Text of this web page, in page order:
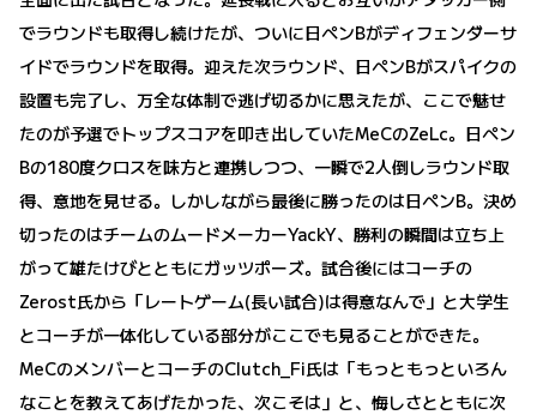
でラウンドも取得し続けたが、ついに日ペンBがディフェンダーサ
イドでラウンドを取得。迎えた次ラウンド、日ペンBがスパイクの
設置も完了し、万全な体制で逃げ切るかに思えたが、ここで魅せ
たのが予選でトップスコアを叩き出していたMeCのZeLc。日ペン
Bの180度クロスを味方と連携しつつ、一瞬で2人倒しラウンド取
得、意地を見せる。しかしながら最後に勝ったのは日ペンB。決め
切ったのはチームのムードメーカーYackY、勝利の瞬間は立ち上
がって雄たけびとともにガッツポーズ。試合後にはコーチの
Zerost氏から「レートゲーム(長い試合)は得意なんで」と大学生
とコーチが一体化している部分がここでも見ることができた。
MeCのメンバーとコーチのClutch_Fi氏は「もっともっといろん
なことを教えてあげたかった、次こそは」と、悔しさとともに次